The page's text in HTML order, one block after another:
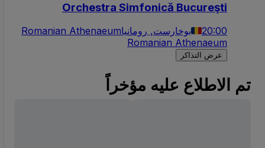
Orchestra Simfonică Bucureşti
20:00 بوخارست, رومانياRomanian Athenaeum
Romanian Athenaeum
عرض التذاكر
تم الاطلاع عليه مؤخراً